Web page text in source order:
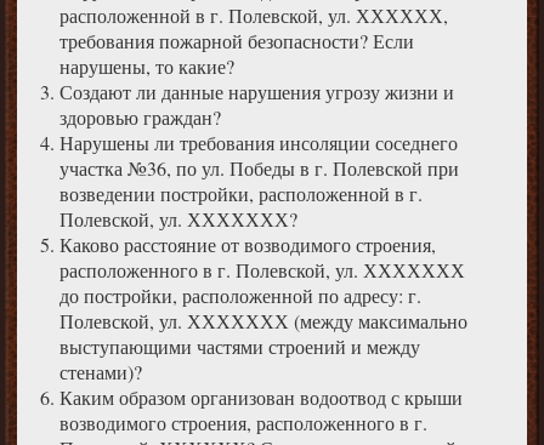
расположенной в г. Полевской, ул. ХХХХХХ,
требования пожарной безопасности? Если
нарушены, то какие?
Создают ли данные нарушения угрозу жизни и
здоровью граждан?
Нарушены ли требования инсоляции соседнего
участка №36, по ул. Победы в г. Полевской при
возведении постройки, расположенной в г.
Полевской, ул. ХХХХХХХ?
Каково расстояние от возводимого строения,
расположенного в г. Полевской, ул. ХХХХХХХ
до постройки, расположенной по адресу: г.
Полевской, ул. ХХХХХХХ (между максимально
выступающими частями строений и между
стенами)?
Каким образом организован водоотвод с крыши
возводимого строения, расположенного в г.